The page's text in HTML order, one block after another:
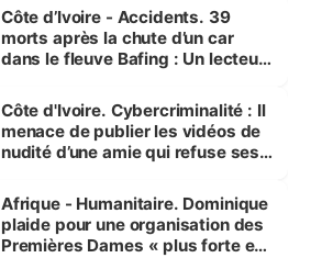
Côte d’Ivoire - Accidents. 39
morts après la chute d’un car
dans le fleuve Bafing : Un lecteur
des Transports
Côte d'Ivoire. Cybercriminalité : Il
menace de publier les vidéos de
nudité d’une amie qui refuse ses
Afrique - Humanitaire. Dominique
plaide pour une organisation des
Premières Dames « plus forte et